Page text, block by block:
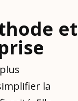
et
la